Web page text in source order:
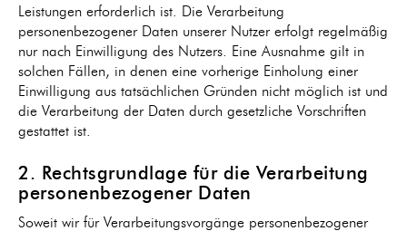
Leistungen erforderlich ist. Die Verarbeitung
personenbezogener Daten unserer Nutzer erfolgt regelmäßig
nur nach Einwilligung des Nutzers. Eine Ausnahme gilt in
solchen Fällen, in denen eine vorherige Einholung einer
Einwilligung aus tatsächlichen Gründen nicht möglich ist und
die Verarbeitung der Daten durch gesetzliche Vorschriften
gestattet ist.
2. Rechtsgrundlage für die Verarbeitung
personenbezogener Daten
Soweit wir für Verarbeitungsvorgänge personenbezogener